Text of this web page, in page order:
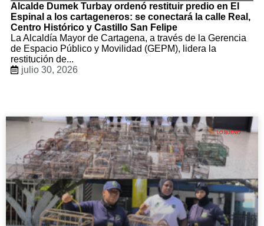
Alcalde Dumek Turbay ordenó restituir predio en El
Espinal a los cartageneros: se conectará la calle Real,
Centro Histórico y Castillo San Felipe
La Alcaldía Mayor de Cartagena, a través de la Gerencia
de Espacio Público y Movilidad (GEPM), lidera la
restitución de...
julio 30, 2026
LO BUENO